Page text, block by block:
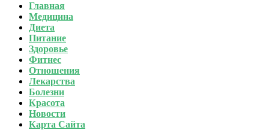
Главная
Медицина
Диета
Питание
Здоровье
Фитнес
Отношения
Лекарства
Болезни
Красота
Новости
Карта Сайта